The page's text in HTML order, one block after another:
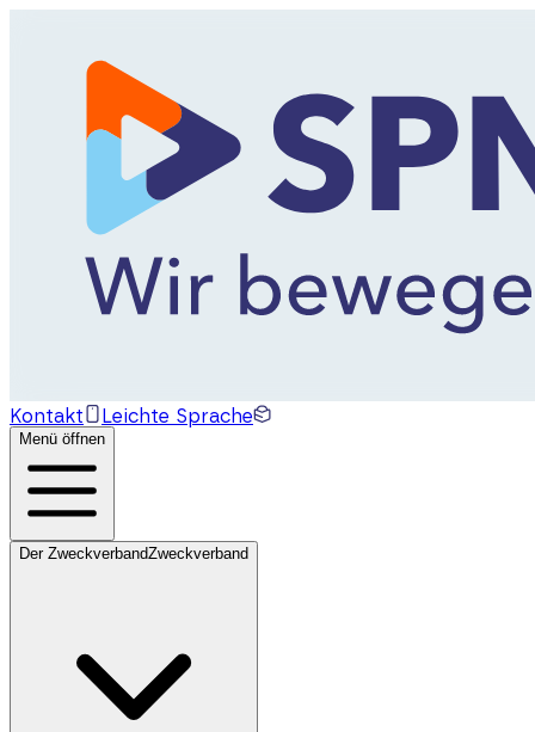
Kontakt Leichte Sprache
Menü öffnen
Der ZweckverbandZweckverband